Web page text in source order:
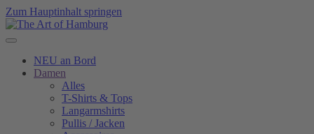
Zum Hauptinhalt springen
NEU an Bord
Damen
Alles
T-Shirts & Tops
Langarmshirts
Pullis / Jacken